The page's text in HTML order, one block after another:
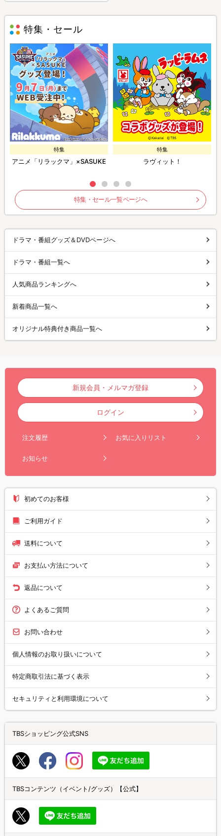
特集・セール
特集
アニメ「リラックマ」×SASUKE
特集
ラヴィット！
特集・セール一覧ページへ
ドラマ・番組グッズ＆DVDページへ
ドラマ・番組一覧へ
人気商品ランキングへ
新着商品一覧へ
オリジナル特典付き商品一覧へ
新規会員・メルマガ登録
ログイン
注文履歴 お気に入りリスト
お知らせ
初めてのお客様
ご利用ガイド
送料について
お支払い方法について
返品について
よくあるご質問
お問い合わせ
個人情報のお取り扱いについて
特定商取引法に基づく表示
セキュリティと利用環境について
TBSショッピング公式SNS
TBSコンテンツ（イベント/グッズ）【公式】